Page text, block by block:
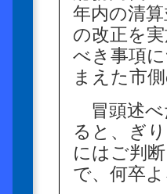
年内の清
の改正を
べき事項
まえた市
冒頭述べ
ると、ぎ
にはご判
で、何卒